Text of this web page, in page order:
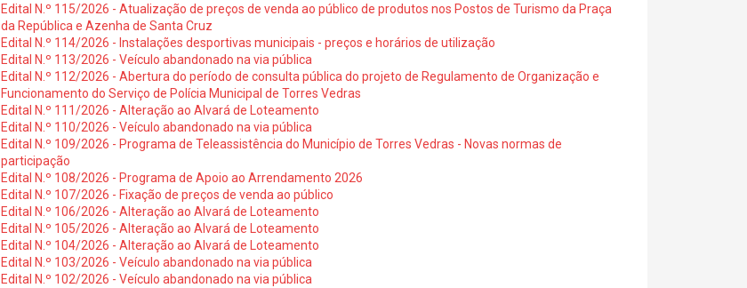
Edital N.º 115/2026 - Atualização de preços de venda ao público de produtos nos Postos de Turismo da Praça
da República e Azenha de Santa Cruz
Edital N.º 114/2026 - Instalações desportivas municipais - preços e horários de utilização
Edital N.º 113/2026 - Veículo abandonado na via pública
Edital N.º 112/2026 - Abertura do período de consulta pública do projeto de Regulamento de Organização e
Funcionamento do Serviço de Polícia Municipal de Torres Vedras
Edital N.º 111/2026 - Alteração ao Alvará de Loteamento
Edital N.º 110/2026 - Veículo abandonado na via pública
Edital N.º 109/2026 - Programa de Teleassistência do Município de Torres Vedras - Novas normas de
participação
Edital N.º 108/2026 - Programa de Apoio ao Arrendamento 2026
Edital N.º 107/2026 - Fixação de preços de venda ao público
Edital N.º 106/2026 - Alteração ao Alvará de Loteamento
Edital N.º 105/2026 - Alteração ao Alvará de Loteamento
Edital N.º 104/2026 - Alteração ao Alvará de Loteamento
Edital N.º 103/2026 - Veículo abandonado na via pública
Edital N.º 102/2026 - Veículo abandonado na via pública